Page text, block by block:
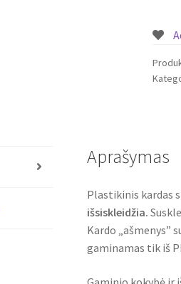
Aprašymas
Plastikinis kardas
išsiskleidžia.
Kardo „ašmenys”
gaminamas tik iš